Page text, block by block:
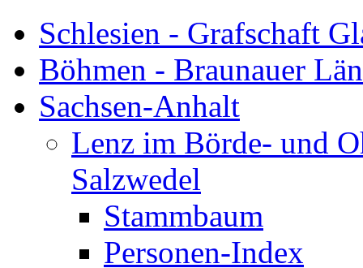
Schlesien - Grafschaft
Böhmen - Braunauer
Sachsen-Anhalt
Lenz im Börde- und
Salzwedel
Stammbaum
Personen-Index